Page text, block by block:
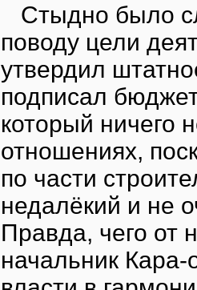
Стыдно было
поводу цели
утвердил
подписал
который ничего
отношениях,
по части
недалёкий и не
Правда, чего от
начальник